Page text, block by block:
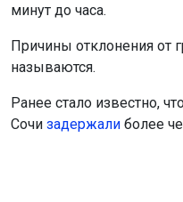
минут до часа.
Причины отклонения от
называются.
Ранее стало известно,
Сочи задержали более